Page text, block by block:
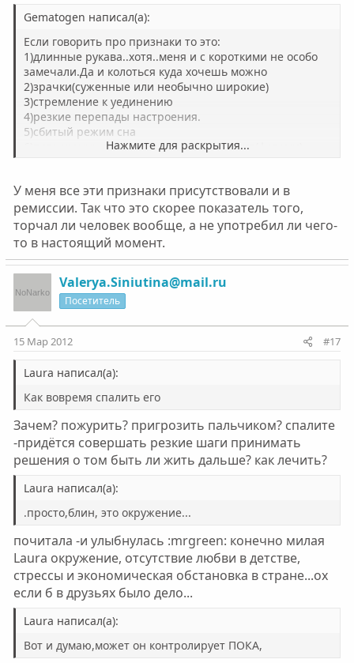
Gematogen написал(а):
Если говорить про признаки то это:
1)длинные рукава..хотя..меня и с короткими не особо
замечали.Да и колоться куда хочешь можно
2)зрачки(суженные или необычно широкие)
3)стремление к уединению
4)резкие перепады настроения.
5)сбитый режим сна
6)повышенные или пониженный аппетит(фазами)
Нажмите для раскрытия...
У меня все эти признаки присутствовали и в
ремиссии. Так что это скорее показатель того,
торчал ли человек вообще, а не употребил ли чего-
то в настоящий момент.
Valerya.Siniutina@mail.ru
Посетитель
15 Мар 2012 #17
Laura написал(а):
Как вовремя спалить его
Зачем? пожурить? пригрозить пальчиком? спалите
-придётся совершать резкие шаги принимать
решения о том быть ли жить дальше? как лечить?
Laura написал(а):
.просто,блин, это окружение...
почитала -и улыбнулась :mrgreen: конечно милая
Laura окружение, отсутствие любви в детстве,
стрессы и экономическая обстановка в стране...ох
если б в друзьях было дело...
Laura написал(а):
Вот и думаю,может он контролирует ПОКА,